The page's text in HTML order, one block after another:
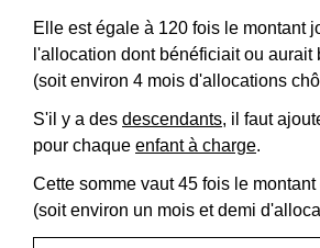
Elle est égale à 120 fois le montant
l'allocation dont bénéficiait ou aurait
(soit environ 4 mois d'allocations
S'il y a des descendants, il faut
pour chaque enfant à charge.
Cette somme vaut 45 fois le
(soit environ un mois et demi